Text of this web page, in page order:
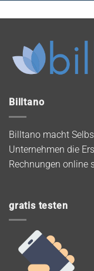
Billtano
Billtano macht
Unternehmen die
Rechnungen online
gratis testen